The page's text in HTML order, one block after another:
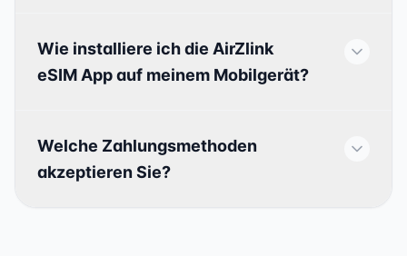
Wie installiere ich die AirZlink
eSIM App auf meinem Mobilgerät?
Welche Zahlungsmethoden
akzeptieren Sie?